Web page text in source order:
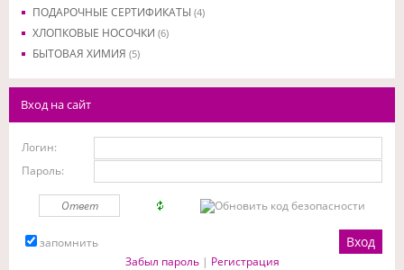
ПОДАРОЧНЫЕ СЕРТИФИКАТЫ (4)
ХЛОПКОВЫЕ НОСОЧКИ (6)
БЫТОВАЯ ХИМИЯ (5)
Вход на сайт
Логин:
Пароль:
запомнить
Забыл пароль| Регистрация